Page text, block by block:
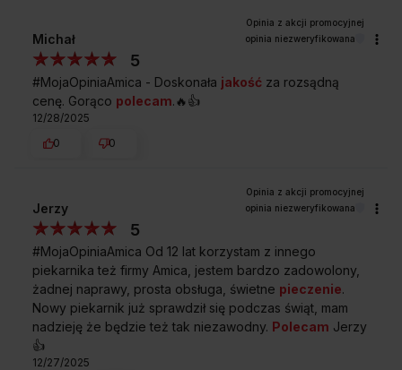
WYSOKOŚĆ 59,5 cm
Najczęściej zadawane pytania
Michał opinia niezweryfikowana
5
#MojaOpiniaAmica - Doskonała jakość za rozsądną
cenę. Gorąco polecam.🔥👍️
12/28/2025
0
0
Jerzy opinia niezweryfikowana
5
#MojaOpiniaAmica Od 12 lat korzystam z innego
piekarnika też firmy Amica, jestem bardzo zadowolony,
żadnej naprawy, prosta obsługa, świetne pieczenie.
Nowy piekarnik już sprawdził się podczas świąt, mam
nadzieję że będzie też tak niezawodny. Polecam Jerzy
👍️
12/27/2025